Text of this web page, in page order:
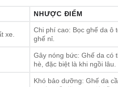
NHƯỢC ĐIỂM
xe.
Chi phí cao: Bọc ghế da ô
ghế nỉ.
Gây nóng bức: Ghế da có
hè, đặc biệt là khi ngồi lâu.
Khó bảo dưỡng: Ghế da